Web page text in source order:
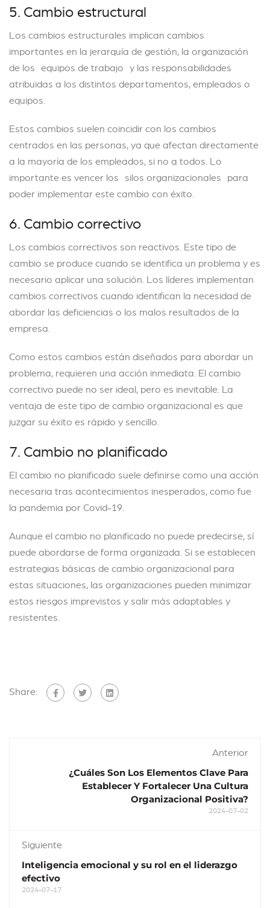
5. Cambio estructural
Los cambios estructurales implican cambios
importantes en la jerarquía de gestión, la organización
de los equipos de trabajo y las responsabilidades
atribuidas a los distintos departamentos, empleados o
equipos.
Estos cambios suelen coincidir con los cambios
centrados en las personas, ya que afectan directamente
a la mayoría de los empleados, si no a todos. Lo
importante es vencer los silos organizacionales para
poder implementar este cambio con éxito.
6. Cambio correctivo
Los cambios correctivos son reactivos. Este tipo de
cambio se produce cuando se identifica un problema y es
necesario aplicar una solución. Los líderes implementan
cambios correctivos cuando identifican la necesidad de
abordar las deficiencias o los malos resultados de la
empresa.
Como estos cambios están diseñados para abordar un
problema, requieren una acción inmediata. El cambio
correctivo puede no ser ideal, pero es inevitable. La
ventaja de este tipo de cambio organizacional es que
juzgar su éxito es rápido y sencillo.
7. Cambio no planificado
El cambio no planificado suele definirse como una acción
necesaria tras acontecimientos inesperados, como fue
la pandemia por Covid-19.
Aunque el cambio no planificado no puede predecirse, sí
puede abordarse de forma organizada. Si se establecen
estrategias básicas de cambio organizacional para
estas situaciones, las organizaciones pueden minimizar
estos riesgos imprevistos y salir más adaptables y
resistentes.
Share:
Anterior
¿Cuáles Son Los Elementos Clave Para
Establecer Y Fortalecer Una Cultura
Organizacional Positiva?
2024-07-02
Siguiente
Inteligencia emocional y su rol en el liderazgo
efectivo
2024-07-17